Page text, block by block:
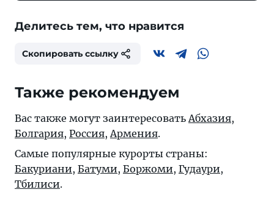
Делитесь тем, что нравится
Скопировать ссылку
Также рекомендуем
Вас также могут заинтересовать Абхазия,
Болгария, Россия, Армения.
Самые популярные курорты страны:
Бакуриани, Батуми, Боржоми, Гудаури,
Тбилиси.